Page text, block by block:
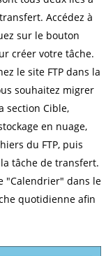
Accédez à
sur le bouton
créer votre tâche.
le site FTP dans la
souhaitez migrer
section Cible,
en nuage,
du FTP, puis
tâche de transfert.
"Calendrier" dans le
quotidienne afin